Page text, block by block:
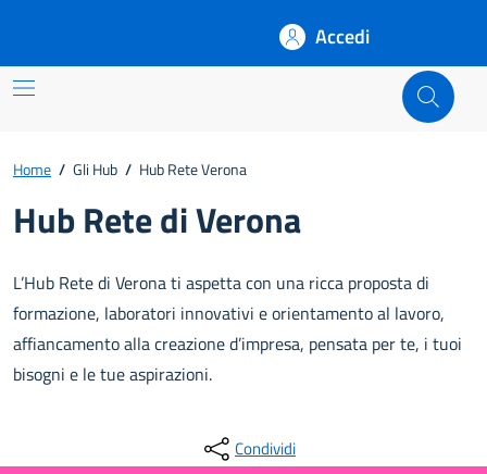
Accedi
Home / Gli Hub / Hub Rete Verona
Hub Rete di Verona
L’Hub Rete di Verona ti aspetta con una ricca proposta di
formazione, laboratori innovativi e orientamento al lavoro,
affiancamento alla creazione d’impresa, pensata per te, i tuoi
bisogni e le tue aspirazioni.
Condividi